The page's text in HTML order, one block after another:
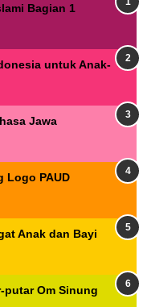
Bagian 1
untuk Anak-
Jawa
Logo PAUD
Anak dan Bayi
Om Sinung